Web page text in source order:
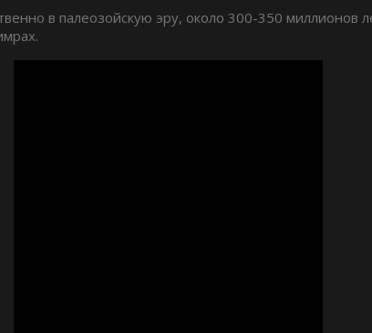
в палеозойскую эру, около 300-350 миллионов